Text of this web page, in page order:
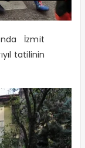
İzmit
tatilinin